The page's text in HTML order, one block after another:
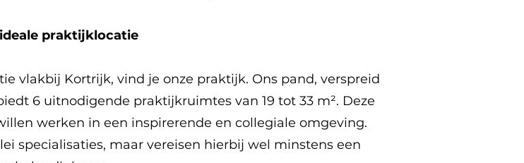
praktijklocatie
vlakbij Kortrijk, vind je onze praktijk. Ons pand, verspreid
6 uitnodigende praktijkruimtes van 19 tot 33 m². Deze
werken in een inspirerende en collegiale omgeving.
specialisaties, maar vereisen hierbij wel minstens een